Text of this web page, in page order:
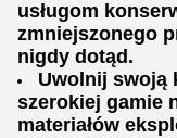
usługom
zmniejszonego
nigdy dotąd.
Uwolnij swoją
szerokiej gamie
materiałów